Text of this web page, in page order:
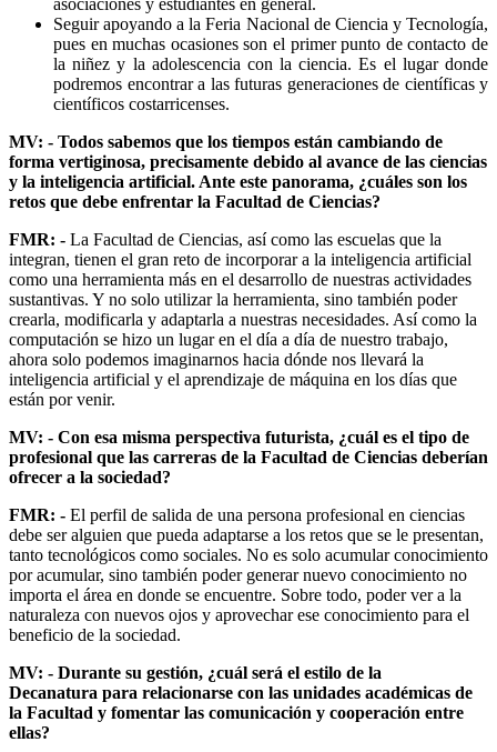
Seguir apoyando a la Feria Nacional de Ciencia y Tecnología,
pues en muchas ocasiones son el primer punto de contacto de
la niñez y la adolescencia con la ciencia. Es el lugar donde
podremos encontrar a las futuras generaciones de científicas y
científicos costarricenses.
MV: - Todos sabemos que los tiempos están cambiando de
forma vertiginosa, precisamente debido al avance de las ciencias
y la inteligencia artificial. Ante este panorama, ¿cuáles son los
retos que debe enfrentar la Facultad de Ciencias?
FMR: - La Facultad de Ciencias, así como las escuelas que la
integran, tienen el gran reto de incorporar a la inteligencia artificial
como una herramienta más en el desarrollo de nuestras actividades
sustantivas. Y no solo utilizar la herramienta, sino también poder
crearla, modificarla y adaptarla a nuestras necesidades. Así como la
computación se hizo un lugar en el día a día de nuestro trabajo,
ahora solo podemos imaginarnos hacia dónde nos llevará la
inteligencia artificial y el aprendizaje de máquina en los días que
están por venir.
MV: - Con esa misma perspectiva futurista, ¿cuál es el tipo de
profesional que las carreras de la Facultad de Ciencias deberían
ofrecer a la sociedad?
FMR: - El perfil de salida de una persona profesional en ciencias
debe ser alguien que pueda adaptarse a los retos que se le presentan,
tanto tecnológicos como sociales. No es solo acumular conocimiento
por acumular, sino también poder generar nuevo conocimiento no
importa el área en donde se encuentre. Sobre todo, poder ver a la
naturaleza con nuevos ojos y aprovechar ese conocimiento para el
beneficio de la sociedad.
MV: - Durante su gestión, ¿cuál será el estilo de la
Decanatura para relacionarse con las unidades académicas de
la Facultad y fomentar las comunicación y cooperación entre
ellas?